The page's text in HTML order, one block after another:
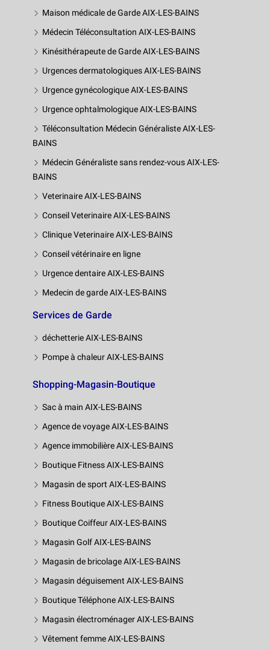
Maison médicale de Garde AIX-LES-BAINS
Médecin Téléconsultation AIX-LES-BAINS
Kinésithérapeute de Garde AIX-LES-BAINS
Urgences dermatologiques AIX-LES-BAINS
Urgence gynécologique AIX-LES-BAINS
Urgence ophtalmologique AIX-LES-BAINS
Téléconsultation Médecin Généraliste AIX-LES-
BAINS
Médecin Généraliste sans rendez-vous AIX-LES-
BAINS
Veterinaire AIX-LES-BAINS
Conseil Veterinaire AIX-LES-BAINS
Clinique Veterinaire AIX-LES-BAINS
Conseil vétérinaire en ligne
Urgence dentaire AIX-LES-BAINS
Medecin de garde AIX-LES-BAINS
Services de Garde
déchetterie AIX-LES-BAINS
Pompe à chaleur AIX-LES-BAINS
Shopping-Magasin-Boutique
Sac à main AIX-LES-BAINS
Agence de voyage AIX-LES-BAINS
Agence immobilière AIX-LES-BAINS
Boutique Fitness AIX-LES-BAINS
Magasin de sport AIX-LES-BAINS
Fitness Boutique AIX-LES-BAINS
Boutique Coiffeur AIX-LES-BAINS
Magasin Golf AIX-LES-BAINS
Magasin de bricolage AIX-LES-BAINS
Magasin déguisement AIX-LES-BAINS
Boutique Téléphone AIX-LES-BAINS
Magasin électroménager AIX-LES-BAINS
Vêtement femme AIX-LES-BAINS